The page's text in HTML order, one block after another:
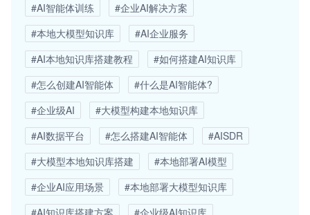
#AI智能体训练
#企业AI解决方案
#本地大模型知识库
#AI企业服务
#AI本地知识库搭建教程
#如何搭建AI知识库
#怎么创建AI智能体
#什么是AI智能体?
#企业级AI
#大模型构建本地知识库
#AI数据平台
#怎么搭建AI智能体
#AISDR
#大模型本地知识库搭建
#本地部署AI模型
#企业AI应用场景
#本地部署大模型知识库
#AI知识库搭建方案
#企业级AI知识库